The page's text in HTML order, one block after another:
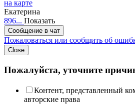
на карте
Екатерина
896... Показать
Сообщение в чат
Пожаловаться или сообщить об
Close
Пожалуйста, уточните
Контент, представленный
авторские права